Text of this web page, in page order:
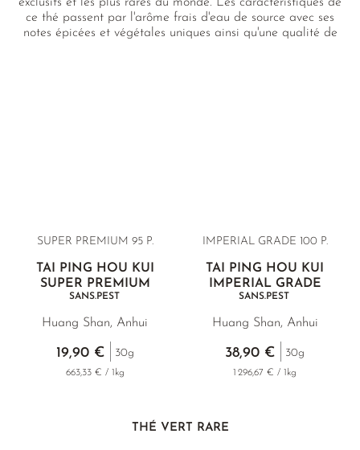
ce thé passent par l'arôme frais d'eau de source avec ses
notes épicées et végétales uniques ainsi qu'une qualité de
SUPER PREMIUM 95 P.
TAI PING HOU KUI
SUPER PREMIUM
SANS.PEST
Huang Shan, Anhui
19,90 € 30g
663,33 € / 1kg
IMPERIAL GRADE 100 P.
TAI PING HOU KUI
IMPERIAL GRADE
SANS.PEST
Huang Shan, Anhui
38,90 € 30g
1 296,67 € / 1kg
THÉ VERT RARE